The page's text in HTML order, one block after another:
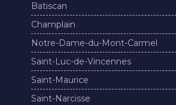
Batiscan
Champlain
Notre-Dame-du-Mont-Carmel
Saint-Luc-de-Vincennes
Saint-Maurice
Saint-Narcisse